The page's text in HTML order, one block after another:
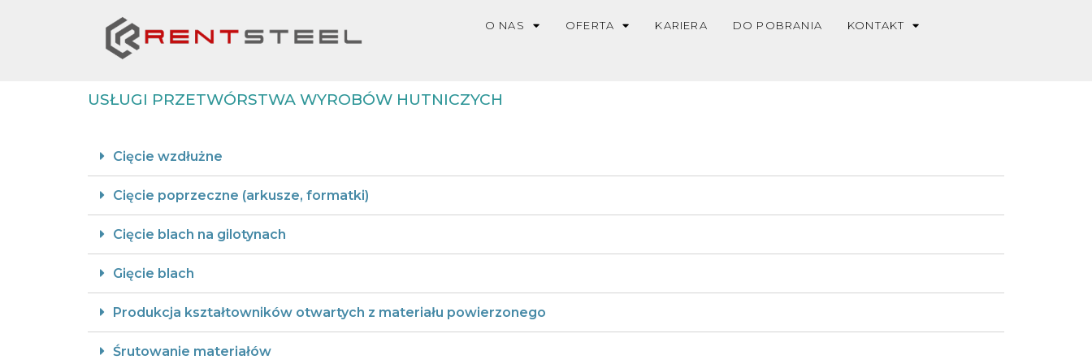
O NAS OFERTA KARIERA DO POBRANIA KONTAKT
USŁUGI PRZETWÓRSTWA WYROBÓW HUTNICZYCH
Cięcie wzdłużne
Cięcie poprzeczne (arkusze, formatki)
Cięcie blach na gilotynach
Gięcie blach
Produkcja kształtowników otwartych z materiału powierzonego
Śrutowanie materiałów